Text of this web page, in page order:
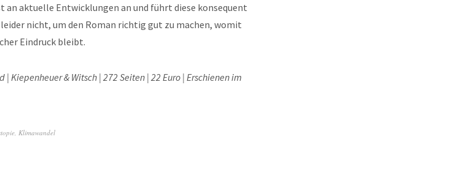
aktuelle Entwicklungen an und führt diese konsequent
nicht, um den Roman richtig gut zu machen, womit
Eindruck bleibt.
Kiepenheuer & Witsch | 272 Seiten | 22 Euro | Erschienen im
Klimawandel